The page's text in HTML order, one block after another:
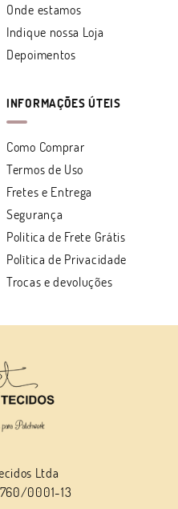
Onde estamos
Indique nossa Loja
Depoimentos
INFORMAÇÕES ÚTEIS
Como Comprar
Termos de Uso
Fretes e Entrega
Segurança
Politica de Frete Grátis
Política de Privacidade
Trocas e devoluções
Ltda
0001-13